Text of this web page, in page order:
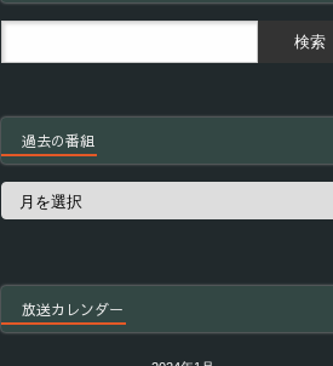
過去の番組
過
放送カレンダー